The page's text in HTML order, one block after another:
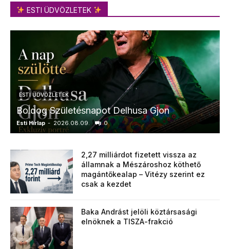
ESTI ÜDVÖZLETEK
ESTI ÜDVÖZLETEK
Boldog Születésnapot Delhusa Gjon
Esti Hírlap - 2026.08.09. 0
2,27 milliárdot fizetett vissza az
államnak a Mészároshoz köthető
magántőkealap – Vitézy szerint ez
csak a kezdet
Baka Andrást jelöli köztársasági
elnöknek a TISZA-frakció